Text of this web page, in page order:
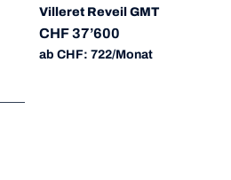
Villeret Reveil GMT
CHF 37’600
ab CHF: 722/Monat